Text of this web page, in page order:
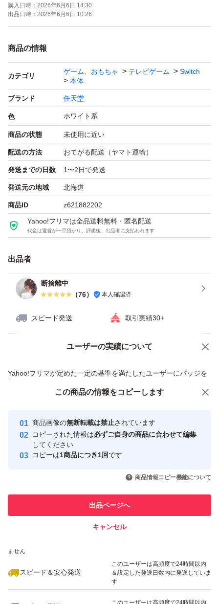
色：ホワイト系
#NintendoSwitch
#有機ELモデル
#Switch本体
#ゲーム機
#状態良好
#任天堂
※ご不明な点がございましたらお気軽にお問い合わせ下さ
い。
購入日時： 2026年6月6日 14:30
出品日時： 2026年6月6日 10:26
商品の情報
カテゴリ
ゲーム、おもちゃ テレビゲーム
Switch
本体
ブランド 任天堂
色 ホワイト系
商品の状態 未使用に近い
配送の方法 おてがる配送（ヤマト運輸）
発送までの日数 1〜2日で発送
発送元の地域 北海道
商品ID z621882202
Yahoo!フリマは全品送料無料・匿名配送
代金は運営が一旦預かり、評価後、出品者に支払われます
出品者
断捨離中
（76） 本人確認済
スピード発送 取引実績30+
ユーザーの実績について
Yahoo!フリマが定めた一定の基準を満たしたユーザーにバッジを
付与しています
安心取引出品者
心・安全なユーザーです
取引実績
引を完了させた実績があります
での取引実績があります
ません
スピード＆安心発送
このユーザーは高頻度で24時間以内
＆設定した発送日数内に発送していま
す
このユーザーは高頻度で24時間以内
価格の相談 商品への質問
この商品の情報をコピーします
商品画像の無断転載は禁止されています
コピーされた情報は必ずご自身の商品に合わせて編集
してください
コピーは1商品につき1回です
商品情報コピー機能について
出品ページへ
キャンセル
この商品をみている人にオススメ